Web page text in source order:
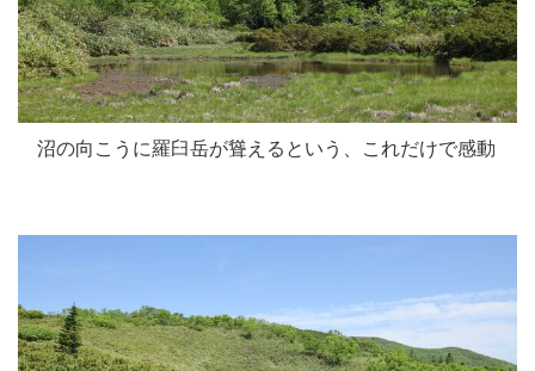
沼の向こうに羅臼岳が聳えるという、これだけで感動